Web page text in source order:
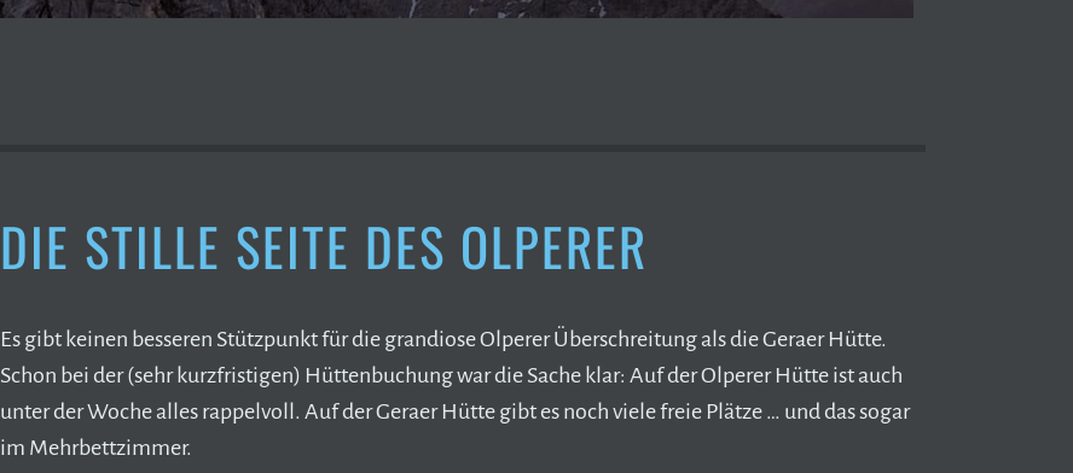
DIE STILLE SEITE DES OLPERER
Es gibt keinen besseren Stützpunkt für die grandiose Olperer Überschreitung als die Geraer Hütte.
Schon bei der (sehr kurzfristigen) Hüttenbuchung war die Sache klar: Auf der Olperer Hütte ist auch
unter der Woche alles rappelvoll. Auf der Geraer Hütte gibt es noch viele freie Plätze … und das sogar
im Mehrbettzimmer.